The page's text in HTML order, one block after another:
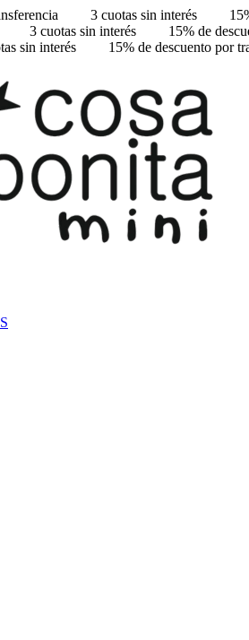
3 cuotas sin interés
3 cuotas sin interés 15% de
sin interés 15% de descuento por